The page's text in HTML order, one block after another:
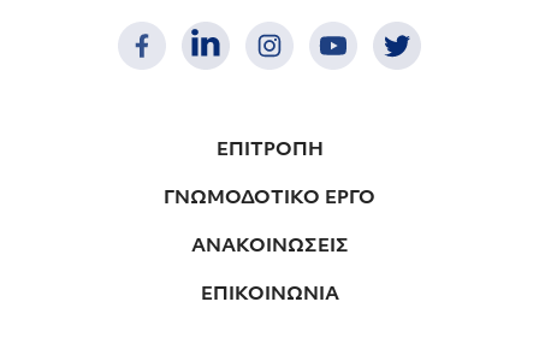
ΕΠΙΤΡΟΠΗ
ΓΝΩΜΟΔΟΤΙΚΟ ΕΡΓΟ
ΑΝΑΚΟΙΝΩΣΕΙΣ
ΕΠΙΚΟΙΝΩΝΙΑ